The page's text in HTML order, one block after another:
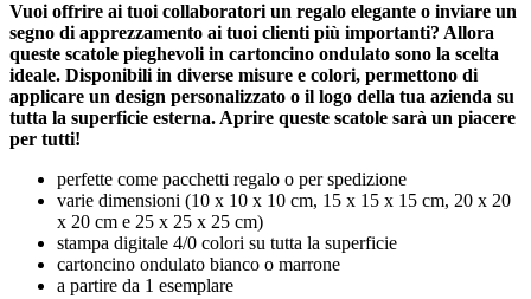
Vuoi offrire ai tuoi collaboratori un regalo elegante o inviare un
segno di apprezzamento ai tuoi clienti più importanti? Allora
queste scatole pieghevoli in cartoncino ondulato sono la scelta
ideale. Disponibili in diverse misure e colori, permettono di
applicare un design personalizzato o il logo della tua azienda su
tutta la superficie esterna. Aprire queste scatole sarà un piacere
per tutti!
perfette come pacchetti regalo o per spedizione
varie dimensioni (10 x 10 x 10 cm, 15 x 15 x 15 cm, 20 x 20
x 20 cm e 25 x 25 x 25 cm)
stampa digitale 4/0 colori su tutta la superficie
cartoncino ondulato bianco o marrone
a partire da 1 esemplare